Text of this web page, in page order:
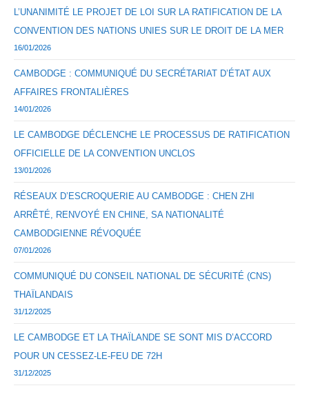
L’UNANIMITÉ LE PROJET DE LOI SUR LA RATIFICATION DE LA
CONVENTION DES NATIONS UNIES SUR LE DROIT DE LA MER
16/01/2026
CAMBODGE : COMMUNIQUÉ DU SECRÉTARIAT D’ÉTAT AUX
AFFAIRES FRONTALIÈRES
14/01/2026
LE CAMBODGE DÉCLENCHE LE PROCESSUS DE RATIFICATION
OFFICIELLE DE LA CONVENTION UNCLOS
13/01/2026
RÉSEAUX D’ESCROQUERIE AU CAMBODGE : CHEN ZHI
ARRÊTÉ, RENVOYÉ EN CHINE, SA NATIONALITÉ
CAMBODGIENNE RÉVOQUÉE
07/01/2026
COMMUNIQUÉ DU CONSEIL NATIONAL DE SÉCURITÉ (CNS)
THAÏLANDAIS
31/12/2025
LE CAMBODGE ET LA THAÏLANDE SE SONT MIS D’ACCORD
POUR UN CESSEZ-LE-FEU DE 72H
31/12/2025